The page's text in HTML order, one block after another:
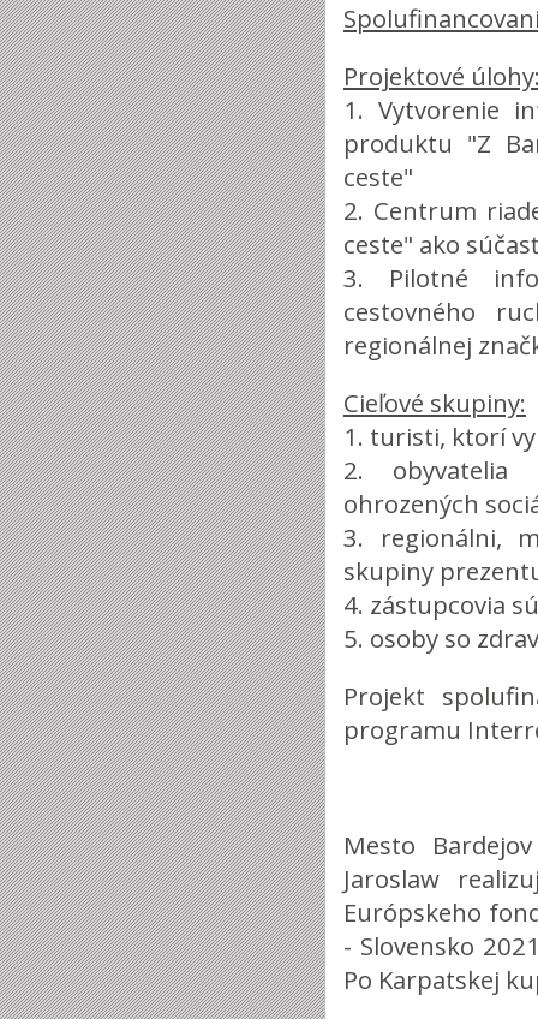
Projektové
1. Vytvorenie
produktu "Z
ceste"
2. Centrum
ceste" ako
3. Pilotné
cestovného
regionálnej
Cieľové skupiny:
1. turisti, ktorí
2. obyvatelia
ohrozených
3. regionálni,
skupiny
4. zástupcovia
5. osoby so
Projekt
programu
Mesto
Jaroslaw
Európskeho
- Slovensko
Po Karpatskej